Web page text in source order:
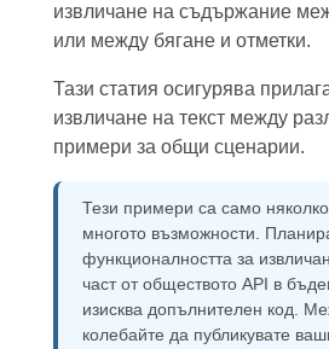
извличане на съдържание
или между бягане и отметки.
Тази статия осигурява
извличане на текст между
примери за общи сценарии.
Тези примери са само
многото възможности.
функционалността за
част от обществото API в
изисква допълнителен код.
колебайте да публикувате